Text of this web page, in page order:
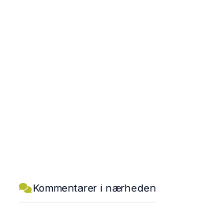
Kommentarer i nærheden